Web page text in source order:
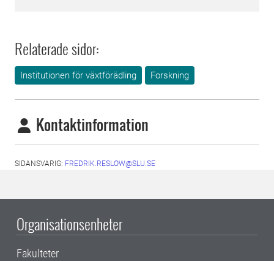
Relaterade sidor:
Institutionen för växtförädling Forskning
Kontaktinformation
SIDANSVARIG: FREDRIK.RESLOW@SLU.SE
Organisationsenheter
Fakulteter